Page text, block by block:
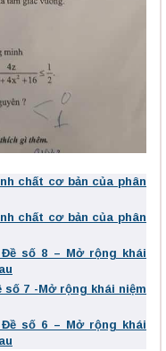
chất cơ bản của phân
chất cơ bản của phân
số 8 – Mở rộng khái
số 7 -Mở rộng khái niệm
số 6 – Mở rộng khái